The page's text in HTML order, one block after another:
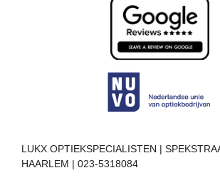
LUKX OPTIEKSPECIALISTEN |
HAARLEM | 023-5318084